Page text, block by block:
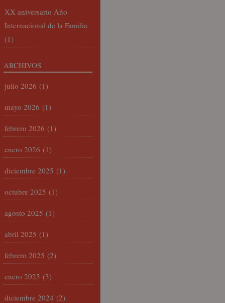
XX aniversario Año
Internacional de la Familia
(1)
ARCHIVOS
julio 2026 (1)
mayo 2026 (1)
febrero 2026 (1)
enero 2026 (1)
diciembre 2025 (1)
octubre 2025 (1)
agosto 2025 (1)
abril 2025 (1)
febrero 2025 (2)
enero 2025 (3)
diciembre 2024 (2)